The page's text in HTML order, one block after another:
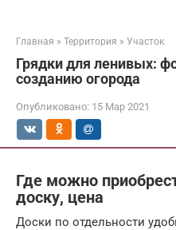
Главная » Территория » Участок
Грядки для ленивых:
созданию огорода
Опубликовано: 15 Мар 2021
Где можно
доску, цена
Доски по отдельности